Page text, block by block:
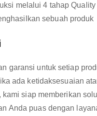
melalui 4 tahap Quality
sebuah produk
garansi untuk setiap
ada ketidaksesuaian
kami siap memberikan
Anda puas dengan